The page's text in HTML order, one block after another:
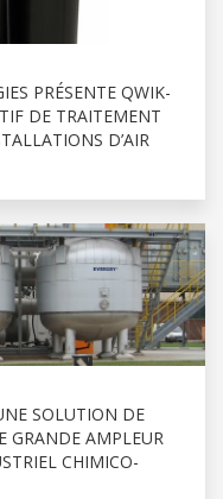
PRÉSENTE QWIK-
DE TRAITEMENT
D’AIR
SOLUTION DE
GRANDE AMPLEUR
CHIMICO-